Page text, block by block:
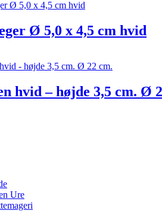
Ø 5,0 x 4,5 cm hvid
hvid – højde 3,5 cm. Ø
Ure